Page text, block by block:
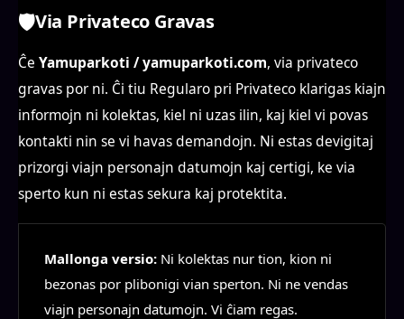
🛡️Via Privateco Gravas
Ĉe Yamuparkoti / yamuparkoti.com, via privateco
gravas por ni. Ĉi tiu Regularo pri Privateco klarigas kiajn
informojn ni kolektas, kiel ni uzas ilin, kaj kiel vi povas
kontakti nin se vi havas demandojn. Ni estas devigitaj
prizorgi viajn personajn datumojn kaj certigi, ke via
sperto kun ni estas sekura kaj protektita.
Mallonga versio: Ni kolektas nur tion, kion ni
bezonas por plibonigi vian sperton. Ni ne vendas
viajn personajn datumojn. Vi ĉiam regas.